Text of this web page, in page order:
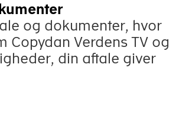
og dokumenter, hvor
Copydan Verdens TV og
din aftale giver